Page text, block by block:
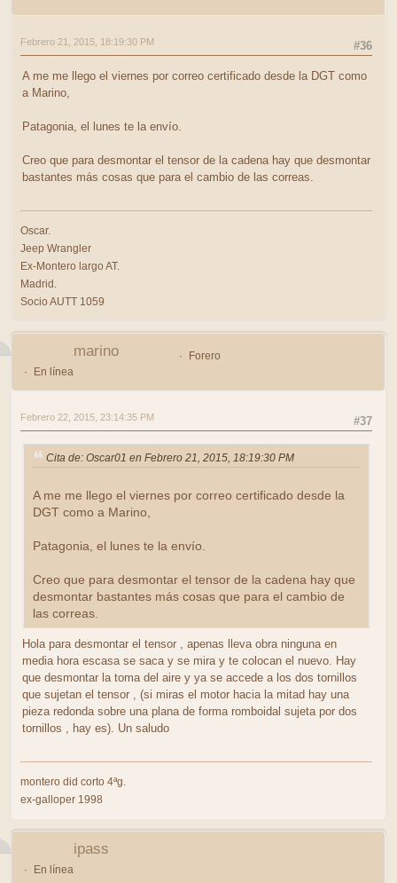
#36
Febrero 21, 2015, 18:19:30 PM
A me me llego el viernes por correo certificado desde la DGT como
a Marino,
Patagonia, el lunes te la envío.
Creo que para desmontar el tensor de la cadena hay que desmontar
bastantes más cosas que para el cambio de las correas.
Oscar.
Jeep Wrangler
Ex-Montero largo AT.
Madrid.
Socio AUTT 1059
marino
Forero
En línea
#37
Febrero 22, 2015, 23:14:35 PM
Cita de: Oscar01 en Febrero 21, 2015, 18:19:30 PM
A me me llego el viernes por correo certificado desde la
DGT como a Marino,
Patagonia, el lunes te la envío.
Creo que para desmontar el tensor de la cadena hay que
desmontar bastantes más cosas que para el cambio de
las correas.
Hola para desmontar el tensor , apenas lleva obra ninguna en
media hora escasa se saca y se mira y te colocan el nuevo. Hay
que desmontar la toma del aire y ya se accede a los dos tornillos
que sujetan el tensor , (si miras el motor hacia la mitad hay una
pieza redonda sobre una plana de forma romboidal sujeta por dos
tornillos , hay es). Un saludo
montero did corto 4ªg.
ex-galloper 1998
ipass
En línea